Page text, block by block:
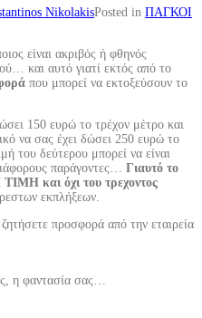
NikolakisPosted in ΠΑΓΚΟΙ
είναι ακριβός ή φθηνός
και αυτό γιατί εκτός από το
που μπορεί να εκτοξεύσουν το
150 ευρώ το τρέχον μέτρο και
να σας έχει δώσει 250 ευρώ το
του δεύτερου μπορεί να είναι
παράγοντες… Γιαυτό το
και όχι του τρεχοντος
εκπλήξεων.
προσφορά από την εταιρεία
η φαντασία σας…